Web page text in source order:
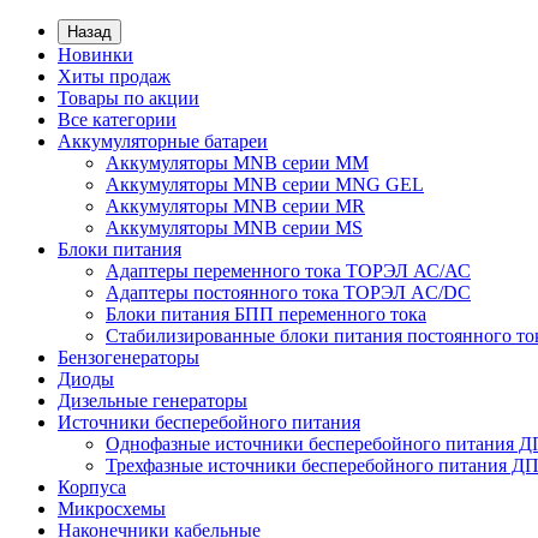
Назад
Новинки
Хиты продаж
Товары по акции
Все категории
Аккумуляторные батареи
Аккумуляторы MNB серии MM
Аккумуляторы MNB серии MNG GEL
Аккумуляторы MNB серии MR
Аккумуляторы MNB серии MS
Блоки питания
Адаптеры переменного тока ТОРЭЛ АС/АС
Адаптеры постоянного тока ТОРЭЛ AC/DC
Блоки питания БПП переменного тока
Стабилизированные блоки питания постоянного
Бензогенераторы
Диоды
Дизельные генераторы
Источники бесперебойного питания
Однофазные источники бесперебойного питания
Трехфазные источники бесперебойного питания
Корпуса
Микросхемы
Наконечники кабельные